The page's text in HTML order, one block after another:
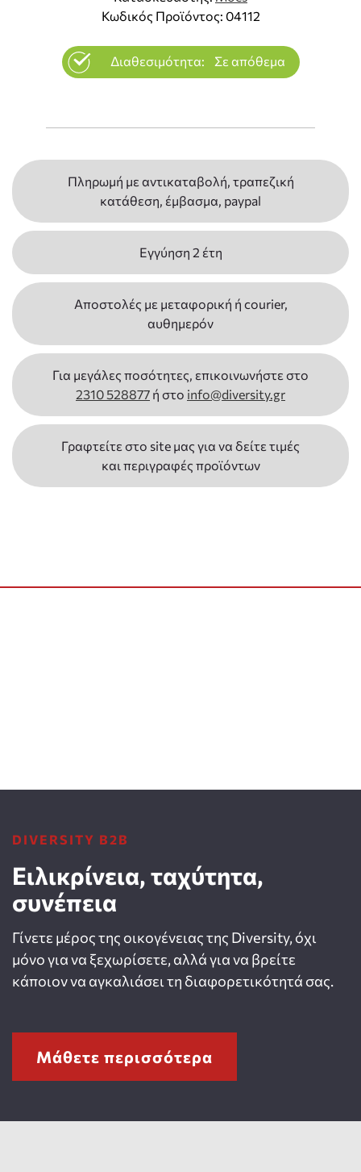
Κωδικός Προϊόντος: 04112
Διαθεσιμότητα: Σε απόθεμα
Πληρωμή με αντικαταβολή, τραπεζική
κατάθεση, έμβασμα, paypal
Εγγύηση 2 έτη
Αποστολές με μεταφορική ή courier,
αυθημερόν
Για μεγάλες ποσότητες, επικοινωνήστε στο
2310 528877 ή στο info@diversity.gr
Γραφτείτε στο site μας για να δείτε τιμές
και περιγραφές προϊόντων
DIVERSITY B2B
Ειλικρίνεια, ταχύτητα,
συνέπεια
Γίνετε μέρος της οικογένειας της Diversity, όχι
μόνο για να ξεχωρίσετε, αλλά για να βρείτε
κάποιον να αγκαλιάσει τη διαφορετικότητά σας.
Μάθετε περισσότερα